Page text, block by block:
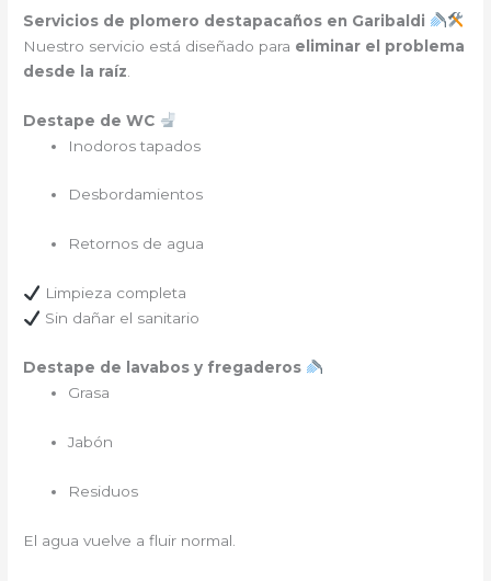
Servicios de plomero destapacaños en Garibaldi
Nuestro servicio está diseñado para eliminar el problema
desde la raíz
Destape de WC
Inodoros tapados
Desbordamientos
Retornos de agua
Limpieza completa
Sin dañar el sanitario
Destape de lavabos y fregaderos
Grasa
Jabón
Residuos
El agua vuelve a fluir normal.